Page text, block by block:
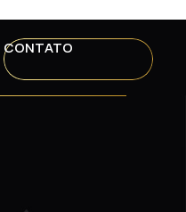
CONTATO